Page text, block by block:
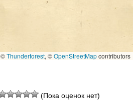
©Thunderforest, ©OpenStreetMapcontributors
(Пока оценок нет)